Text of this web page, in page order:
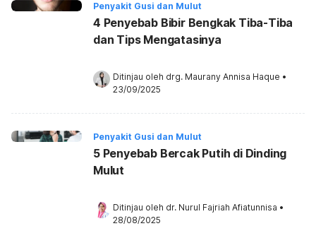
Penyakit Gusi dan Mulut
4 Penyebab Bibir Bengkak Tiba-Tiba
dan Tips Mengatasinya
Ditinjau oleh drg. Maurany Annisa Haque •
23/09/2025
Penyakit Gusi dan Mulut
5 Penyebab Bercak Putih di Dinding
Mulut
Ditinjau oleh dr. Nurul Fajriah Afiatunnisa •
28/08/2025